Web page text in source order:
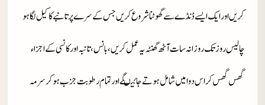
کریں اور ایک ایسے ڈنڈے سے گھوٹنا شروع کریں جس کے سرےپر تانبے کا کیل لگا ہو
چالیس روز تک روزانہ سات آٹھ گھنٹہ یہ عمل کریں، بانس، تانبہ اور کانسی کے اجزاء
گھس گھس کر اس دوا میں شامل ہوتے جائیںگے اور تمام رطوبت جزب ہوکر سرمہ